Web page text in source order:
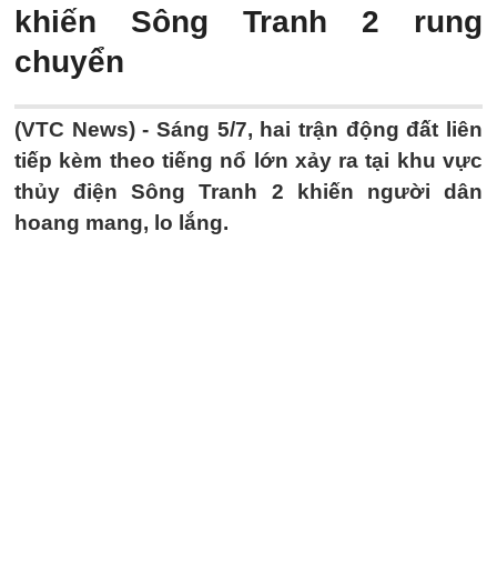
khiến Sông Tranh 2 rung
chuyển
(VTC News) - Sáng 5/7, hai trận động đất liên
tiếp kèm theo tiếng nổ lớn xảy ra tại khu vực
thủy điện Sông Tranh 2 khiến người dân
hoang mang, lo lắng.